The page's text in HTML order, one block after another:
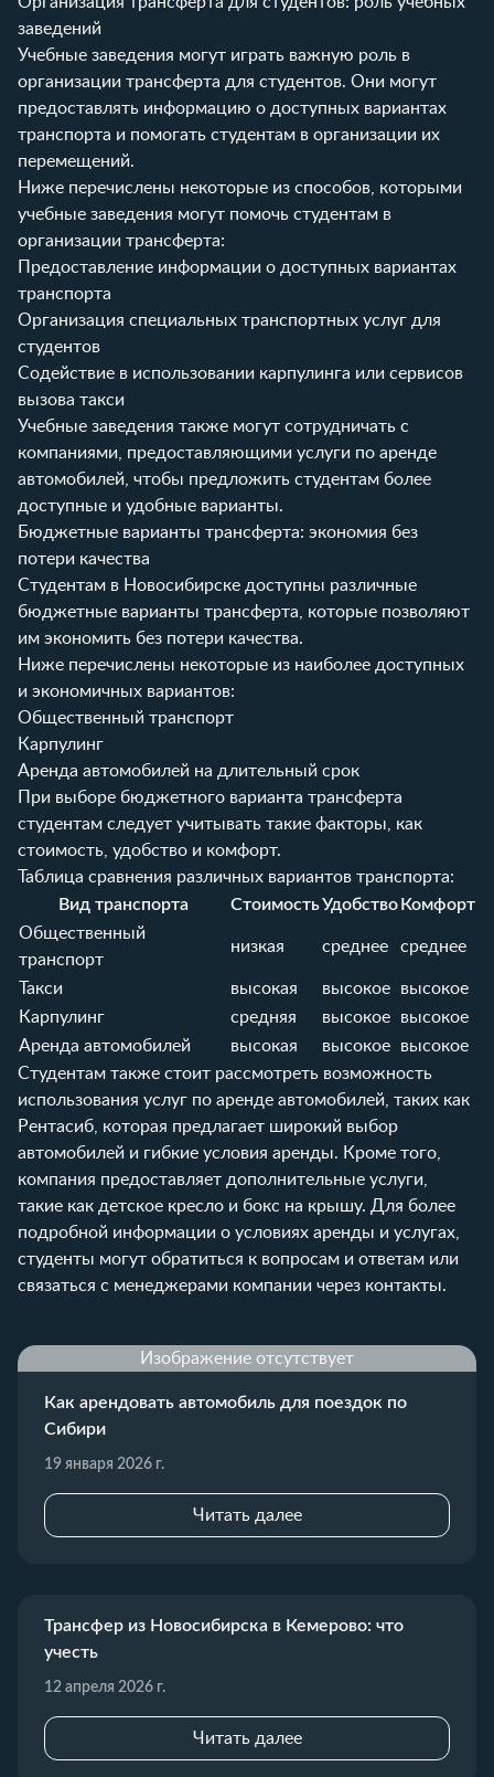
заведений
Учебные заведения могут играть важную роль в
организации трансферта для студентов. Они могут
предоставлять информацию о доступных вариантах
транспорта и помогать студентам в организации их
перемещений.
Ниже перечислены некоторые из способов, которыми
учебные заведения могут помочь студентам в
организации трансферта:
Предоставление информации о доступных вариантах
транспорта
Организация специальных транспортных услуг для
студентов
Содействие в использовании карпулинга или сервисов
вызова такси
Учебные заведения также могут сотрудничать с
компаниями, предоставляющими услуги по аренде
автомобилей, чтобы предложить студентам более
доступные и удобные варианты.
Бюджетные варианты трансферта: экономия без
потери качества
Студентам в Новосибирске доступны различные
бюджетные варианты трансферта, которые позволяют
им экономить без потери качества.
Ниже перечислены некоторые из наиболее доступных
и экономичных вариантов:
Общественный транспорт
Карпулинг
Аренда автомобилей на длительный срок
При выборе бюджетного варианта трансферта
студентам следует учитывать такие факторы, как
стоимость, удобство и комфорт.
Таблица сравнения различных вариантов транспорта:
Вид транспорта
СтоимостьУдобство Комфорт
Общественный
транспорт
низкая среднее среднее
Такси высокая высокое
высокое
Карпулинг
средняя высокое
высокое
Аренда автомобилей
высокая высокое
высокое
Студентам также стоит рассмотреть возможность
использования услуг по аренде автомобилей, таких как
Рентасиб , которая предлагает широкий выбор
автомобилей и гибкие условия аренды. Кроме того,
компания предоставляет дополнительные услуги,
такие как детское кресло и бокс на крышу. Для более
подробной информации о условиях аренды и услугах,
студенты могут обратиться к вопросам и ответам или
связаться с менеджерами компании через контакты.
Изображение отсутствует
Как арендовать автомобиль для поездок по
Сибири
19 января 2026 г.
Читать далее
Трансфер из Новосибирска в Кемерово: что
учесть
12 апреля 2026 г.
Читать далее